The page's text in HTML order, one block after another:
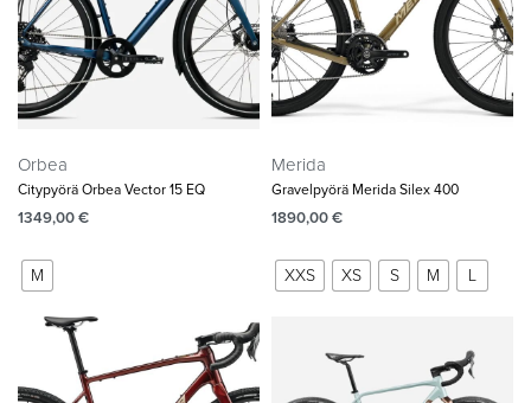
Orbea
Citypyörä Orbea Vector 15 EQ
1349,00€
M
Merida
Gravelpyörä Merida Silex 400
1890,00€
XXS XS S M L